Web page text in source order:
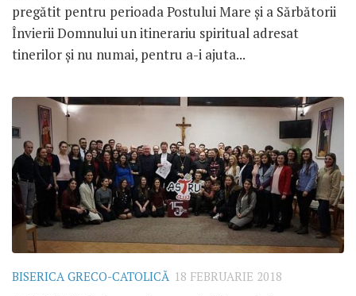
pregătit pentru perioada Postului Mare și a Sărbătorii
Învierii Domnului un itinerariu spiritual adresat
tinerilor și nu numai, pentru a-i ajuta...
BISERICA GRECO-CATOLICĂ 18 FEBRUARIE 2018